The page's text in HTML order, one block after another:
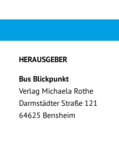
HERAUSGEBER
Bus Blickpunkt
Verlag Michaela Rothe
Darmstädter Straße 121
64625 Bensheim